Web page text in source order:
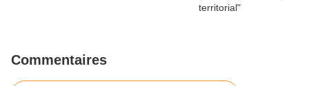
Commentaires